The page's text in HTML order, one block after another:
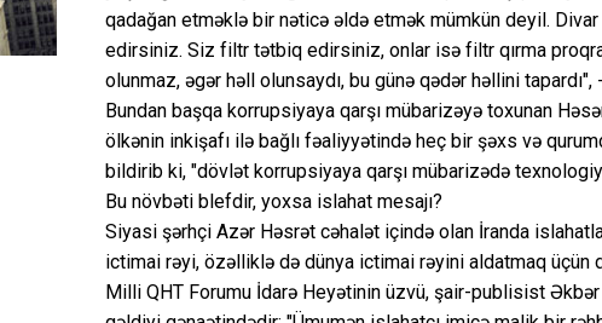
qadağan etməklə bir nəticə əldə etmək mümkün deyil.
edirsiniz. Siz filtr tətbiq edirsiniz, onlar isə filtr qırma
olunmaz, əgər həll olunsaydı, bu günə qədər həllini
Bundan başqa korrupsiyaya qarşı mübarizəyə toxunan
ölkənin inkişafı ilə bağlı fəaliyyətində heç bir şəxs və
bildirib ki, "dövlət korrupsiyaya qarşı mübarizədə
Bu növbəti blefdir, yoxsa islahat mesajı?
Siyasi şərhçi Azər Həsrət cəhalət içində olan İranda
ictimai rəyi, özəlliklə də dünya ictimai rəyini aldatmaq üçün
Milli QHT Forumu İdarə Heyətinin üzvü, şair-publisist